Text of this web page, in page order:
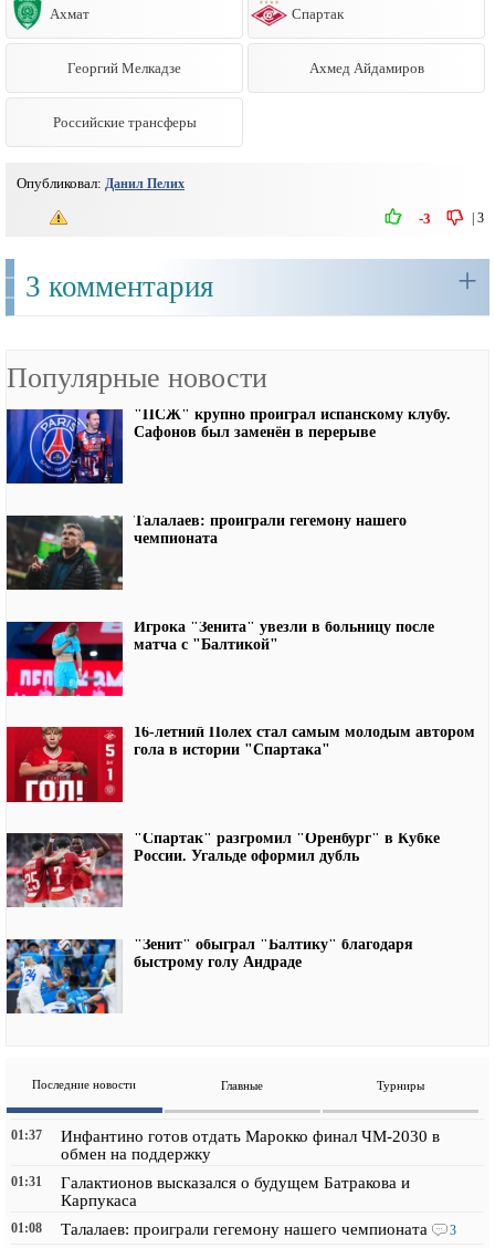
Ахмат Спартак
Георгий Мелкадзе Ахмед Айдамиров
Российские трансферы
Опубликовал: Данил Пелих
3
-3
3 комментария +
Популярные новости
"ПСЖ" крупно проиграл испанскому клубу.
Сафонов был заменён в перерыве
Талалаев: проиграли гегемону нашего
чемпионата
Игрока "Зенита" увезли в больницу после
матча с "Балтикой"
16-летний Полех стал самым молодым автором
гола в истории "Спартака"
"Спартак" разгромил "Оренбург" в Кубке
России. Угальде оформил дубль
"Зенит" обыграл "Балтику" благодаря
быстрому голу Андраде
Последние новости Главные Турниры
01:37
Инфантино готов отдать Марокко финал ЧМ-2030 в
обмен на поддержку
01:31
Галактионов высказался о будущем Батракова и
Карпукаса
01:08 Талалаев: проиграли гегемону нашего чемпионата
3